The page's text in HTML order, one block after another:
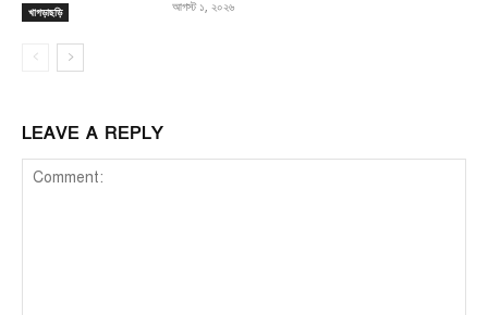
খাগড়াছড়ি আগস্ট ১, ২০২৬
LEAVE A REPLY